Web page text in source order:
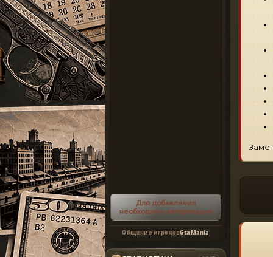
Для добавления
необходима авторизация
Общение игроковGtaMania